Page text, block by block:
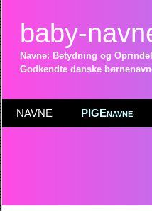
baby-
Navne: Betydning og
Godkendte danske
NAVNE PIGEnavne